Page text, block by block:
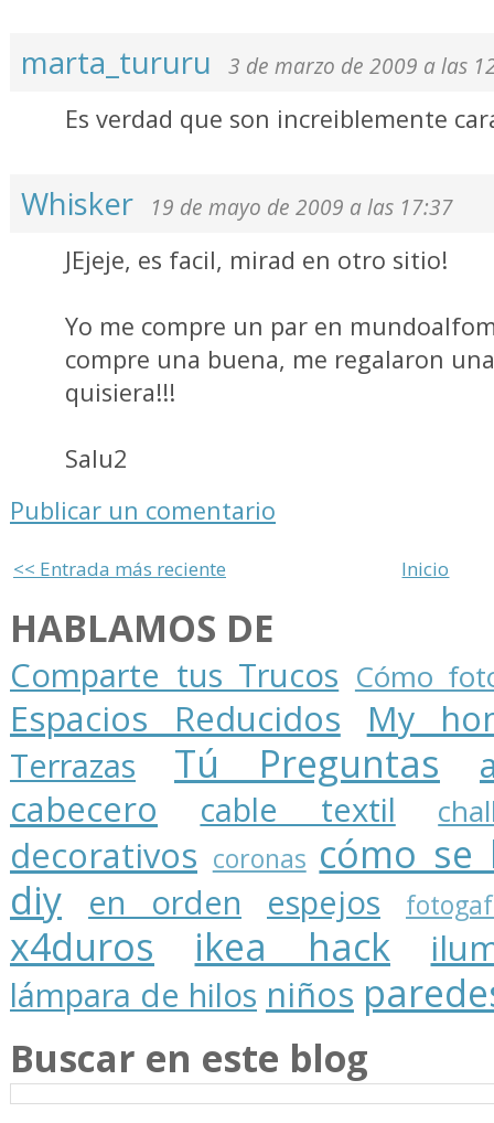
marta_tururu 3 de marzo de 2009 a las
Es verdad que son increiblemente
Whisker 19 de mayo de 2009 a las 17:37
JEjeje, es facil, mirad en otro sitio!
Yo me compre un par en
compre una buena, me regalaron
quisiera!!!
Salu2
Publicar un comentario
<< Entrada más reciente Inicio
HABLAMOS DE
Comparte tus Trucos Cómo
Espacios Reducidos My
Terrazas Tú Preguntas
cabecero
cable textil
decorativos coronas cómo se
diy
en orden espejos
x4duros ikea hack
lámpara de hilos niños
Buscar en este blog